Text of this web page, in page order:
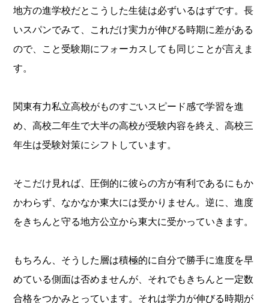
地方の進学校だとこうした生徒は必ずいるはずです。長
いスパンでみて、これだけ実力が伸びる時期に差がある
ので、こと受験期にフォーカスしても同じことが言えま
す。
関東有力私立高校がものすごいスピード感で学習を進
め、高校二年生で大半の高校が受験内容を終え、高校三
年生は受験対策にシフトしています。
そこだけ見れば、圧倒的に彼らの方が有利であるにもか
かわらず、なかなか東大には受かりません。逆に、進度
をきちんと守る地方公立から東大に受かっていきます。
もちろん、そうした層は積極的に自分で勝手に進度を早
めている側面は否めませんが、それでもきちんと一定数
合格をつかみとっています。それは学力が伸びる時期が